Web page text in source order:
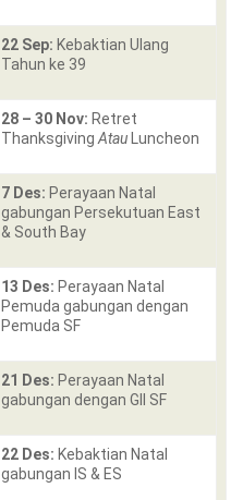
22 Sep: Kebaktian Ulang
Tahun ke 39
28 – 30 Nov: Retret
Thanksgiving Atau Luncheon
7 Des: Perayaan Natal
gabungan Persekutuan East
& South Bay
13 Des: Perayaan Natal
Pemuda gabungan dengan
Pemuda SF
21 Des: Perayaan Natal
gabungan dengan GII SF
22 Des: Kebaktian Natal
gabungan IS & ES